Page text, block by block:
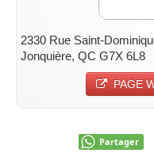
2330 Rue Saint-
Jonquière, QC G7X 6L8
PAGE
Partager